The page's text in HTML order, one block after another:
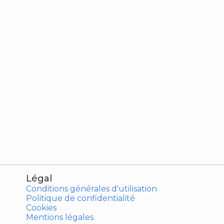
Légal
Conditions générales d'utilisation
Politique de confidentialité
Cookies
Mentions légales